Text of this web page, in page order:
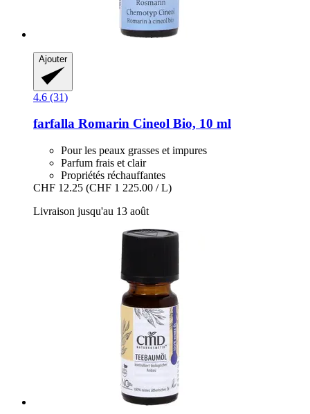
Ajouter
4.6 (31)
farfalla Romarin Cineol Bio, 10 ml
Pour les peaux grasses et impures
Parfum frais et clair
Propriétés réchauffantes
CHF 12.25 (CHF 1 225.00 / L)
Livraison jusqu'au 13 août